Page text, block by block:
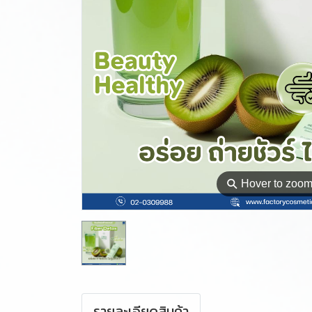
⚲ Hover to zoom